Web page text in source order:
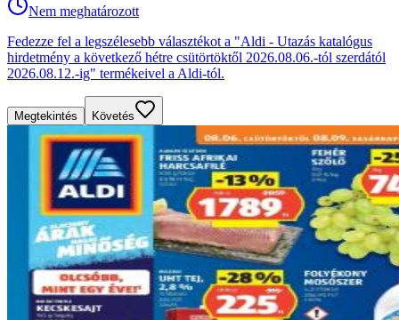
Nem meghatározott
Fedezze fel a legszélesebb választékot a "Aldi - Utazás katalógus
hirdetmény a következő hétre csütörtöktől 2026.08.06.-tól szerdától
2026.08.12.-ig" termékeivel a Aldi-tól.
Megtekintés Követés